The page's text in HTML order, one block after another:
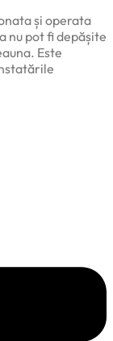
și operata
nu pot fi depășite
Este